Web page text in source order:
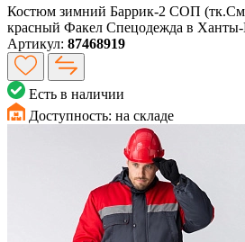
Костюм зимний Баррик-2 СОП
красный Факел Спецодежда в
Артикул: 87468919
Есть в наличии
Доступность: на складе